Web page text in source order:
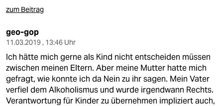
zum Beitrag
geo-gop
11.03.2019 , 13:46 Uhr
Ich hätte mich gerne als Kind nicht entscheiden müssen
zwischen meinen Eltern. Aber meine Mutter hatte mich
gefragt, wie konnte ich da Nein zu ihr sagen. Mein Vater
verfiel dem Alkoholismus und wurde irgendwann Rechts.
Verantwortung für Kinder zu übernehmen impliziert auch,